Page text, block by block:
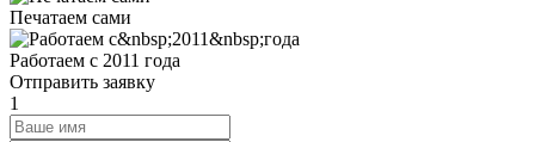
Печатаем сами
Работаем с 2011 года
Отправить заявку
1